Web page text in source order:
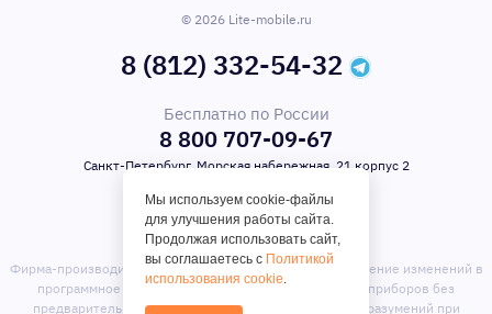
© 2026 Lite-mobile.ru
8 (812) 332-54-32
Бесплатно по России
8 800 707-09-67
Санкт-Петербург, Морская набережная, 21 корпус 2
Фирма-производитель оставляет за собой право на внесение изменений в
программное обеспечение, дизайн и комплектацию приборов без
предварительного уведомления. Во избежание недоразумений при
Мы используем cookie-файлы
для улучшения работы сайта.
Продолжая использовать сайт,
вы соглашаетесь с Политикой
использования cookie.